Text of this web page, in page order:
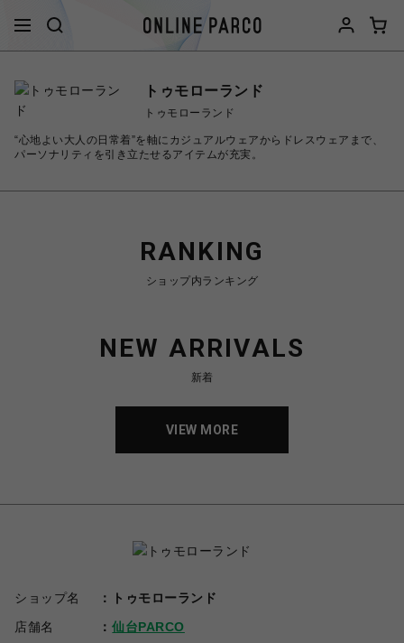
トゥモローランド
トゥモローランド
“心地よい大人の日常着”を軸にカジュアルウェアからドレスウェアまで、
パーソナリティを引き立たせるアイテムが充実。
RANKING
ショップ内ランキング
NEW ARRIVALS
新着
VIEW MORE
ショップ名
トゥモローランド
店舗名
仙台PARCO